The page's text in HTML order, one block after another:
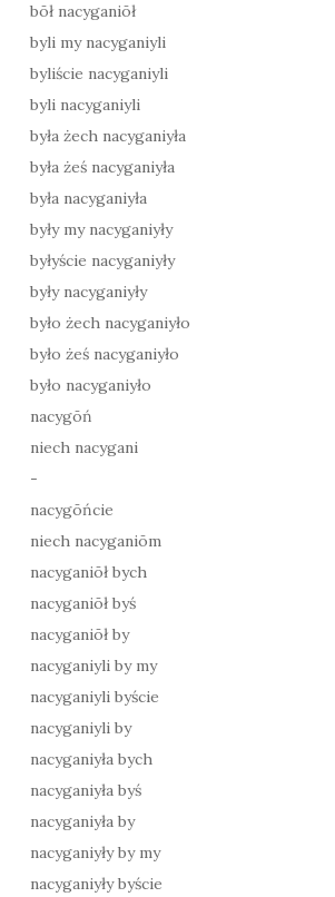
bōł nacyganiōł
byli my nacyganiyli
byliście nacyganiyli
byli nacyganiyli
była żech nacyganiyła
była żeś nacyganiyła
była nacyganiyła
były my nacyganiyły
byłyście nacyganiyły
były nacyganiyły
było żech nacyganiyło
było żeś nacyganiyło
było nacyganiyło
nacygōń
niech nacygani
-
nacygōńcie
niech nacyganiōm
nacyganiōł bych
nacyganiōł byś
nacyganiōł by
nacyganiyli by my
nacyganiyli byście
nacyganiyli by
nacyganiyła bych
nacyganiyła byś
nacyganiyła by
nacyganiyły by my
nacyganiyły byście